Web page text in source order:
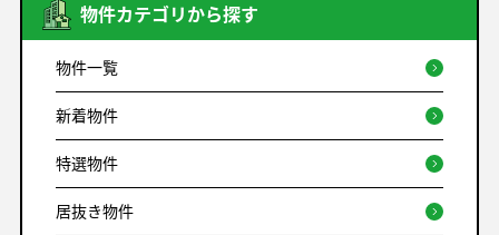
物件カテゴリから探す
物件一覧
新着物件
特選物件
居抜き物件